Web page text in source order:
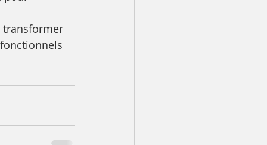
transformer